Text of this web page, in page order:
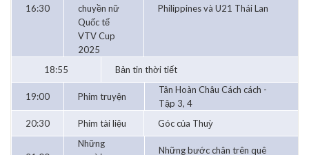
16:30
chuyền nữ
Quốc tế
VTV Cup
2025
Philippines và U21 Thái Lan
18:55 Bản tin thời tiết
19:00 Phim truyện
Tân Hoàn Châu Cách cách -
Tập 3, 4
20:30
Phim tài liệu Góc của Thuỳ
Những
Những bước chân trên quê